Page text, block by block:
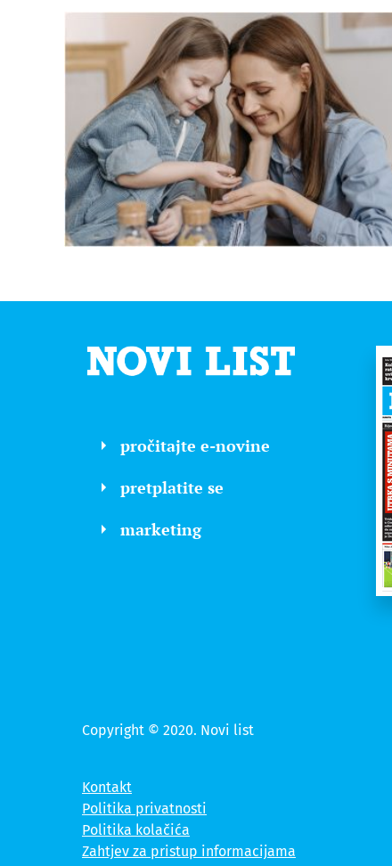
pročitajte e-novine
pretplatite se
marketing
Copyright © 2020. Novi list
Kontakt
Politika privatnosti
Politika kolačića
Zahtjev za pristup informacijama